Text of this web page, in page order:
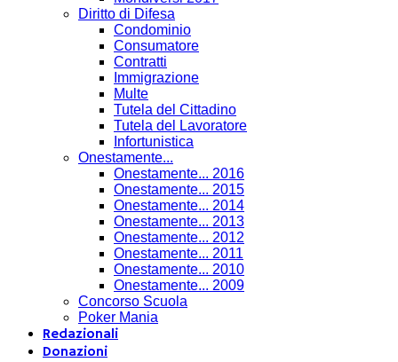
Diritto di Difesa
Condominio
Consumatore
Contratti
Immigrazione
Multe
Tutela del Cittadino
Tutela del Lavoratore
Infortunistica
Onestamente...
Onestamente... 2016
Onestamente... 2015
Onestamente... 2014
Onestamente... 2013
Onestamente... 2012
Onestamente... 2011
Onestamente... 2010
Onestamente... 2009
Concorso Scuola
Poker Mania
Redazionali
Donazioni